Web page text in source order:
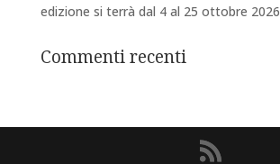
edizione si terrà dal 4 al 25 ottobre 2026
Commenti recenti